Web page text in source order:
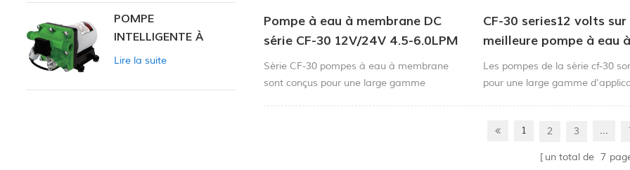
Pompe à eau à membrane DC
série CF-30 12V/24V 4.5-6.0LPM
80-100PSI
Série CF-30 pompes à eau à membrane
sont conçus pour une large gamme
CF-30 series12 volts
meilleure pompe à eau à
membrane pour
marin
Les pompes de la série cf-30
pour une large gamme
distribution.
1 2 3 ...
un total de 7
POMPE
INTELLIGENTE À
PRESSION
ZN-42
Lire la suite